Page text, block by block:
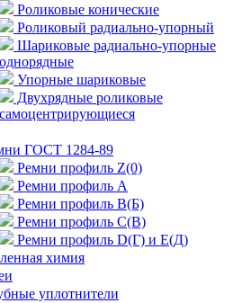
Роликовые конические
Роликовый радиально-упорный
Шариковые радиально-упорные
однорядные
Упорные шариковые
Двухрядные роликовые
самоцентрирующиеся
ГОСТ 1284-89
Ремни профиль Z(0)
Ремни профиль А
Ремни профиль В(Б)
Ремни профиль С(В)
Ремни профиль D(Г) и E(Д)
химия
уплотнители